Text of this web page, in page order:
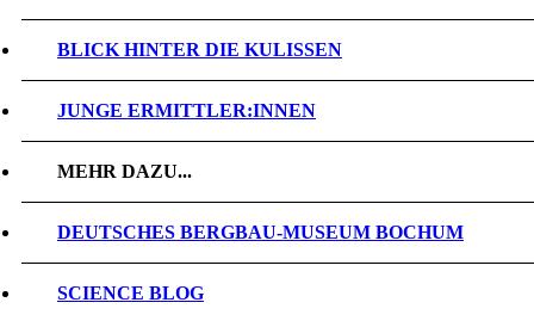
BLICK HINTER DIE KULISSEN
JUNGE ERMITTLER:INNEN
MEHR DAZU...
DEUTSCHES BERGBAU-MUSEUM BOCHUM
SCIENCE BLOG